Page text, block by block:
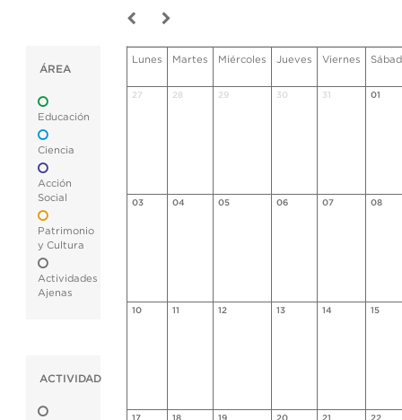
ÁREA
Educación
Ciencia
Acción
Social
Patrimonio
y Cultura
Actividades
Ajenas
ACTIVIDAD
Lunes Martes Miércoles Jueves Viernes
27 28 29 30 31 01
03 04 05 06 07 08
10 11 12 13 14 15
17 18 19 20 21 22